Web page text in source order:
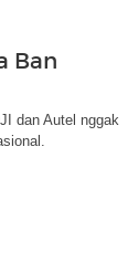
Ban
dan Autel nggak